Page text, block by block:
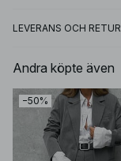
LEVERANS OCH RETUR
Andra köpte även
−50%